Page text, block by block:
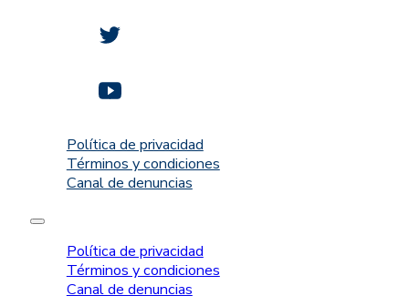
Política de privacidad
Términos y condiciones
Canal de denuncias
Política de privacidad
Términos y condiciones
Canal de denuncias